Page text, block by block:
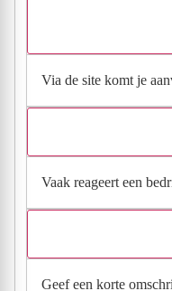
Via de site komt je
Vaak reageert een
Geef een korte